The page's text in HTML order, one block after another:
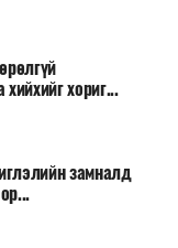
хориг...
замналд